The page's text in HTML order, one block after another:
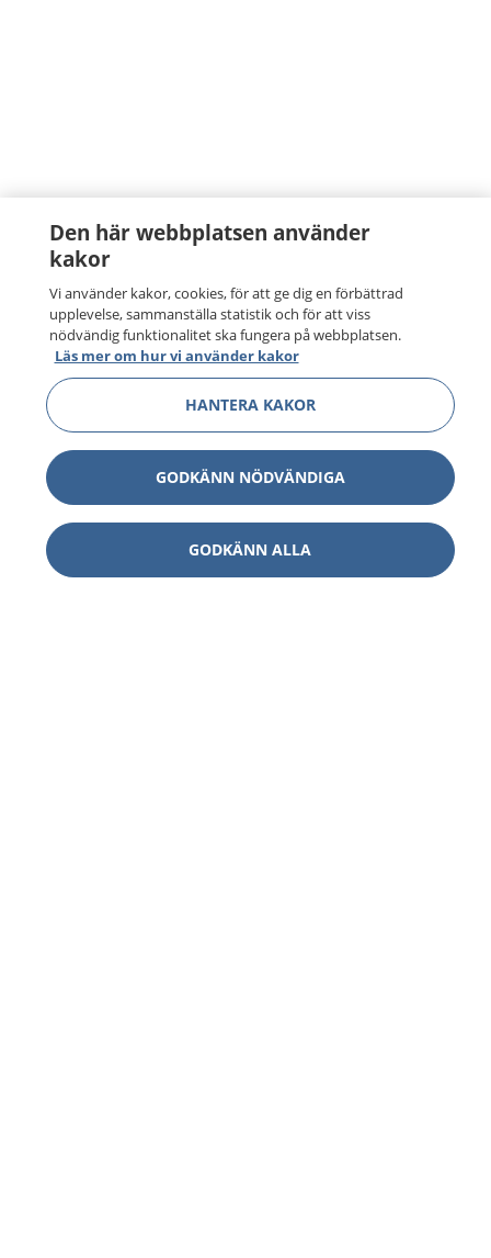
Den här webbplatsen använder
kakor
Vi använder kakor, cookies, för att ge dig en förbättrad
upplevelse, sammanställa statistik och för att viss
nödvändig funktionalitet ska fungera på webbplatsen.
Läs mer om hur vi använder kakor
HANTERA KAKOR
GODKÄNN NÖDVÄNDIGA
GODKÄNN ALLA